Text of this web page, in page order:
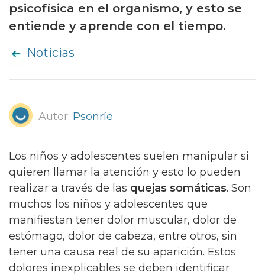
psicofísica en el organismo, y esto se
entiende y aprende con el tiempo.
Noticias
Autor: Psonríe
Los niños y adolescentes suelen manipular si
quieren llamar la atención y esto lo pueden
realizar a través de las quejas somáticas. Son
muchos los niños y adolescentes que
manifiestan tener dolor muscular, dolor de
estómago, dolor de cabeza, entre otros, sin
tener una causa real de su aparición. Estos
dolores inexplicables se deben identificar